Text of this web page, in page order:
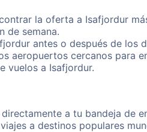
la oferta a Isafjordur
de semana.
antes o después de los
aeropuertos cercanos para
vuelos a Isafjordur.
a tu bandeja de
a destinos populares